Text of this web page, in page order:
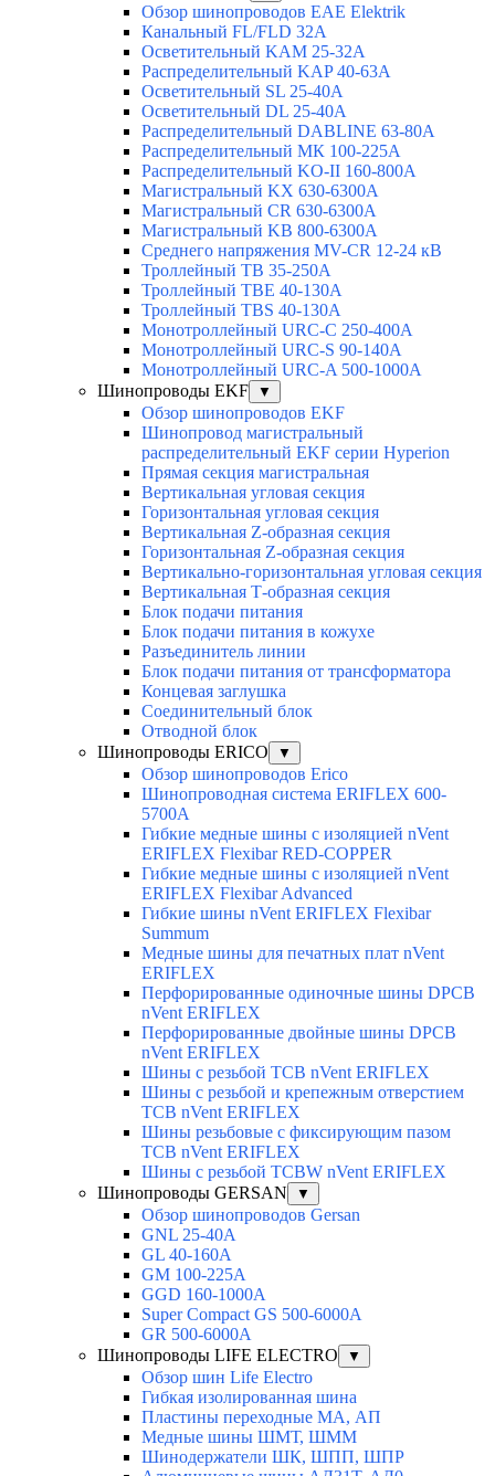
Обзор шинопроводов EAE Elektrik
Канальный FL/FLD 32A
Осветительный KAM 25-32А
Распределительный KAP 40-63A
Осветительный SL 25-40А
Осветительный DL 25-40А
Распределительный DABLINE 63-80A
Распределительный МК 100-225А
Распределительный KO-II 160-800А
Магистральный KX 630-6300А
Магистральный CR 630-6300А
Магистральный KB 800-6300А
Среднего напряжения MV-CR 12-24 кВ
Троллейный TB 35-250A
Троллейный TBE 40-130A
Троллейный TBS 40-130A
Монотроллейный URC-C 250-400A
Монотроллейный URC-S 90-140A
Монотроллейный URC-A 500-1000A
Шинопроводы EKF
▼
Обзор шинопроводов EKF
Шинопровод магистральный
распределительный EKF серии Hyperion
Прямая секция магистральная
Вертикальная угловая секция
Горизонтальная угловая секция
Вертикальная Z-образная секция
Горизонтальная Z-образная секция
Вертикально-горизонтальная угловая секция
Вертикальная Т-образная секция
Блок подачи питания
Блок подачи питания в кожухе
Разъединитель линии
Блок подачи питания от трансформатора
Концевая заглушка
Соединительный блок
Отводной блок
Шинопроводы ERICO
▼
Обзор шинопроводов Erico
Шинопроводная система ERIFLEX 600-
5700A
Гибкие медные шины с изоляцией nVent
ERIFLEX Flexibar RED-COPPER
Гибкие медные шины с изоляцией nVent
ERIFLEX Flexibar Advanced
Гибкие шины nVent ERIFLEX Flexibar
Summum
Медные шины для печатных плат nVent
ERIFLEX
Перфорированные одиночные шины DPCB
nVent ERIFLEX
Перфорированные двойные шины DPCB
nVent ERIFLEX
Шины с резьбой TCB nVent ERIFLEX
Шины с резьбой и крепежным отверстием
TCB nVent ERIFLEX
Шины резьбовые с фиксирующим пазом
TCB nVent ERIFLEX
Шины с резьбой TCBW nVent ERIFLEX
Шинопроводы GERSAN
▼
Обзор шинопроводов Gersan
GNL 25-40A
GL 40-160A
GM 100-225A
GGD 160-1000A
Super Compact GS 500-6000A
GR 500-6000A
Шинопроводы LIFE ELECTRO
▼
Обзор шин Life Electro
Гибкая изолированная шина
Пластины переходные МА, АП
Медные шины ШМТ, ШММ
Шинодержатели ШК, ШПП, ШПР